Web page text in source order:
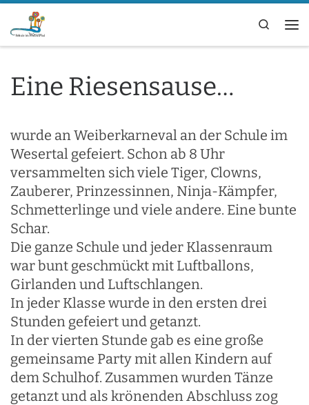
Zum Inhalt springen
Search
Eine Riesensause…
wurde an Weiberkarneval an der Schule im
Wesertal gefeiert. Schon ab 8 Uhr
versammelten sich viele Tiger, Clowns,
Zauberer, Prinzessinnen, Ninja-Kämpfer,
Schmetterlinge und viele andere. Eine bunte
Schar.
Die ganze Schule und jeder Klassenraum
war bunt geschmückt mit Luftballons,
Girlanden und Luftschlangen.
In jeder Klasse wurde in den ersten drei
Stunden gefeiert und getanzt.
In der vierten Stunde gab es eine große
gemeinsame Party mit allen Kindern auf
dem Schulhof. Zusammen wurden Tänze
getanzt und als krönenden Abschluss zog